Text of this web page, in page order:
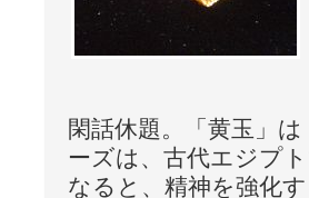
閑話休題。「黄玉」
ーズは、古代エジプ
なると、精神を強化